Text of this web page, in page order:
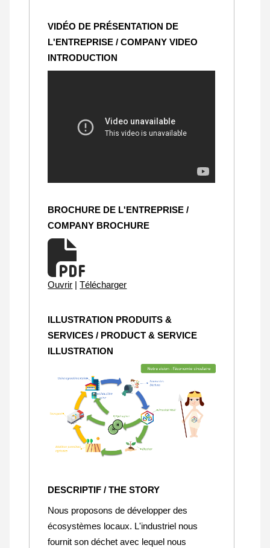
VIDÉO DE PRÉSENTATION DE
L'ENTREPRISE / COMPANY VIDEO
INTRODUCTION
BROCHURE DE L'ENTREPRISE /
COMPANY BROCHURE
Ouvrir | Télécharger
ILLUSTRATION PRODUITS &
SERVICES / PRODUCT & SERVICE
ILLUSTRATION
DESCRIPTIF / THE STORY
Nous proposons de développer des
écosystèmes locaux. L'industriel nous
fournit son déchet avec lequel nous